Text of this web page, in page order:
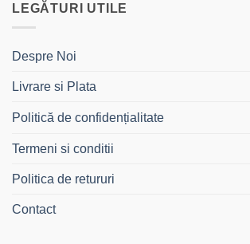
LEGĂTURI UTILE
Despre Noi
Livrare si Plata
Politică de confidențialitate
Termeni si conditii
Politica de retururi
Contact